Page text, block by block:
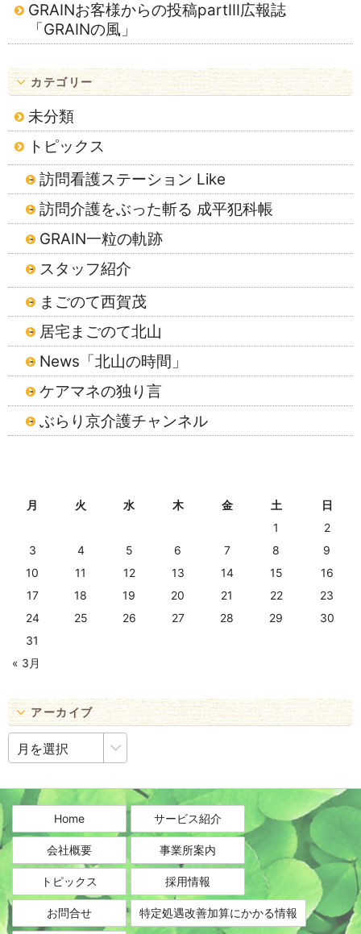
GRAINお客様からの投稿partⅢ広報誌
「GRAINの風」
カテゴリー
未分類
トピックス
訪問看護ステーション Like
訪問介護をぶった斬る 成平犯科帳
GRAIN一粒の軌跡
スタッフ紹介
まごのて西賀茂
居宅まごのて北山
News「北山の時間」
ケアマネの独り言
ぶらり京介護チャンネル
月 火 水 木 金 土
日
1
2
3
4 5 6 7 8
9
10
11 12 13 14 15
16
17
18 19 20 21 22
23
24
25 26 27 28 29
30
31
« 3月
アーカイブ
ア
ー
カ
ブ
Home
サービス紹介
会社概要 事業所案内
トピックス 採用情報
お問合せ 特定処遇改善加算にかかる情報